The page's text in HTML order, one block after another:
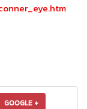
GOOGLE +